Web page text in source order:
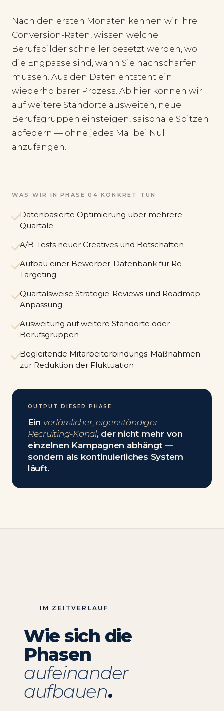
Nach den ersten Monaten kennen wir Ihre
Conversion-Raten, wissen welche
Berufsbilder schneller besetzt werden, wo
die Engpässe sind, wann Sie nachschärfen
müssen. Aus den Daten entsteht ein
wiederholbarer Prozess. Ab hier können wir
auf weitere Standorte ausweiten, neue
Berufsgruppen einsteigen, saisonale Spitzen
abfedern — ohne jedes Mal bei Null
anzufangen.
WAS WIR IN PHASE 04 KONKRET TUN
Datenbasierte Optimierung über mehrere
Quartale
A/B-Tests neuer Creatives und Botschaften
Aufbau einer Bewerber-Datenbank für Re-
Targeting
Quartalsweise Strategie-Reviews und Roadmap-
Anpassung
Ausweitung auf weitere Standorte oder
Berufsgruppen
Begleitende Mitarbeiterbindungs-Maßnahmen
zur Reduktion der Fluktuation
OUTPUT DIESER PHASE
Ein verlässlicher, eigenständiger
Recruiting-Kanal, der nicht mehr von
einzelnen Kampagnen abhängt —
sondern als kontinuierliches System
läuft.
IM ZEITVERLAUF
Wie sich die
Phasen
aufeinander
aufbauen.